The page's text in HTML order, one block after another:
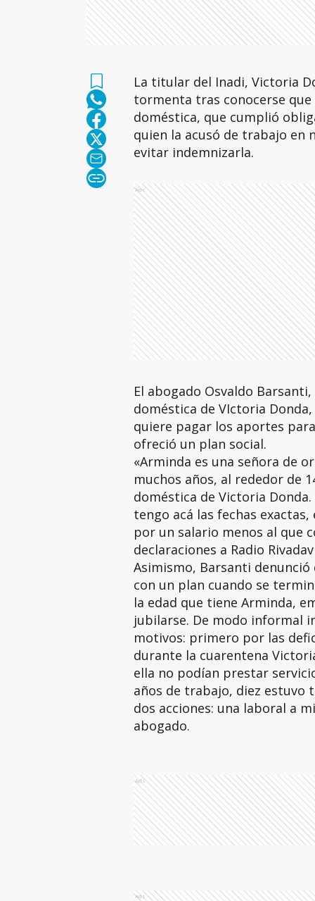
La titular del Inadi, Victoria
tormenta tras conocerse
doméstica, que cumplió
quien la acusó de trabajo en
evitar indemnizarla.
Ads
El abogado Osvaldo
doméstica de VIctoria
quiere pagar los aportes
ofreció un plan social.
«Arminda es una señora de
muchos años, al rededor de
doméstica de Victoria
tengo acá las fechas
por un salario menos al que
declaraciones a Radio
Asimismo, Barsanti
con un plan cuando se
la edad que tiene Arminda,
jubilarse. De modo informal
motivos: primero por las
durante la cuarentena
ella no podían prestar
años de trabajo, diez estuvo
dos acciones: una laboral a
abogado.
Ads
Ads